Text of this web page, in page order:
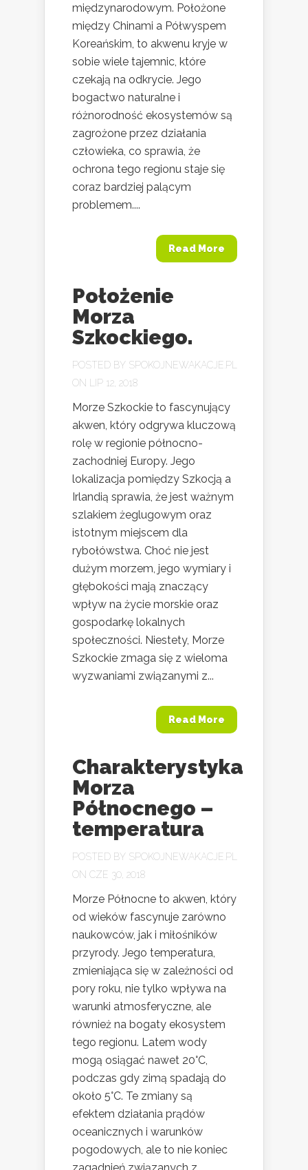
międzynarodowym. Położone
między Chinami a Półwyspem
Koreańskim, to akwenu kryje w
sobie wiele tajemnic, które
czekają na odkrycie. Jego
bogactwo naturalne i
różnorodność ekosystemów są
zagrożone przez działania
człowieka, co sprawia, że
ochrona tego regionu staje się
coraz bardziej palącym
problemem....
Read More
Położenie
Morza
Szkockiego.
POSTED BY SPOKOJNEWAKACJE.PL
ON LIP 12, 2018
Morze Szkockie to fascynujący
akwen, który odgrywa kluczową
rolę w regionie północno-
zachodniej Europy. Jego
lokalizacja pomiędzy Szkocją a
Irlandią sprawia, że jest ważnym
szlakiem żeglugowym oraz
istotnym miejscem dla
rybołówstwa. Choć nie jest
dużym morzem, jego wymiary i
głębokości mają znaczący
wpływ na życie morskie oraz
gospodarkę lokalnych
społeczności. Niestety, Morze
Szkockie zmaga się z wieloma
wyzwaniami związanymi z...
Read More
Charakterystyka
Morza
Północnego –
temperatura
POSTED BY SPOKOJNEWAKACJE.PL
ON CZE 30, 2018
Morze Północne to akwen, który
od wieków fascynuje zarówno
naukowców, jak i miłośników
przyrody. Jego temperatura,
zmieniająca się w zależności od
pory roku, nie tylko wpływa na
warunki atmosferyczne, ale
również na bogaty ekosystem
tego regionu. Latem wody
mogą osiągać nawet 20°C,
podczas gdy zimą spadają do
około 5°C. Te zmiany są
efektem działania prądów
oceanicznych i warunków
pogodowych, ale to nie koniec
zagadnień związanych z...